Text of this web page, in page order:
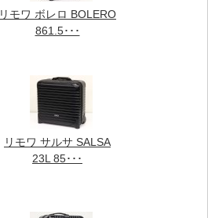
リモワ ボレロ BOLERO
861.5･･･
リモワ サルサ SALSA
23L 85･･･